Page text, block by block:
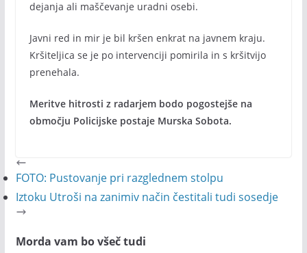
dejanja ali maščevanje uradni osebi.
Javni red in mir je bil kršen enkrat na javnem kraju.
Kršiteljica se je po intervenciji pomirila in s kršitvijo
prenehala.
Meritve hitrosti z radarjem bodo pogostejše na
območju Policijske postaje Murska Sobota.
FOTO: Pustovanje pri razglednem stolpu
Iztoku Utroši na zanimiv način čestitali tudi sosedje
Morda vam bo všeč tudi